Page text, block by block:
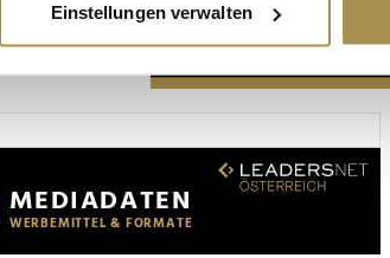
Daten verarbeitet werden, und legen
zu personalisieren, Funktionen für
Werbung und Analysen weiter. Unsere
die Sie ihnen bereitgestellt haben oder
Einstellungen verwalten